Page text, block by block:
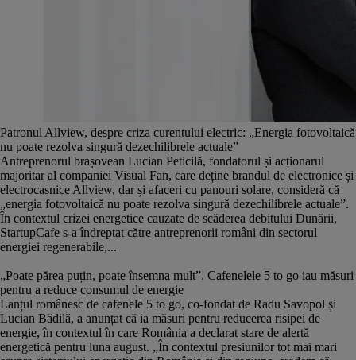
Patronul Allview, despre criza curentului electric: „Energia fotovoltaică
nu poate rezolva singură dezechilibrele actuale”
Antreprenorul brașovean Lucian Peticilă, fondatorul și acționarul
majoritar al companiei Visual Fan, care deține brandul de electronice și
electrocasnice Allview, dar și afaceri cu panouri solare, consideră că
„energia fotovoltaică nu poate rezolva singură dezechilibrele actuale”.
În contextul crizei energetice cauzate de scăderea debitului Dunării,
StartupCafe s-a îndreptat către antreprenorii români din sectorul
energiei regenerabile,...
„Poate părea puțin, poate însemna mult”. Cafenelele 5 to go iau măsuri
pentru a reduce consumul de energie
Lanțul românesc de cafenele 5 to go, co-fondat de Radu Savopol și
Lucian Bădilă, a anunțat că ia măsuri pentru reducerea risipei de
energie, în contextul în care România a declarat stare de alertă
energetică pentru luna august. „În contextul presiunilor tot mai mari